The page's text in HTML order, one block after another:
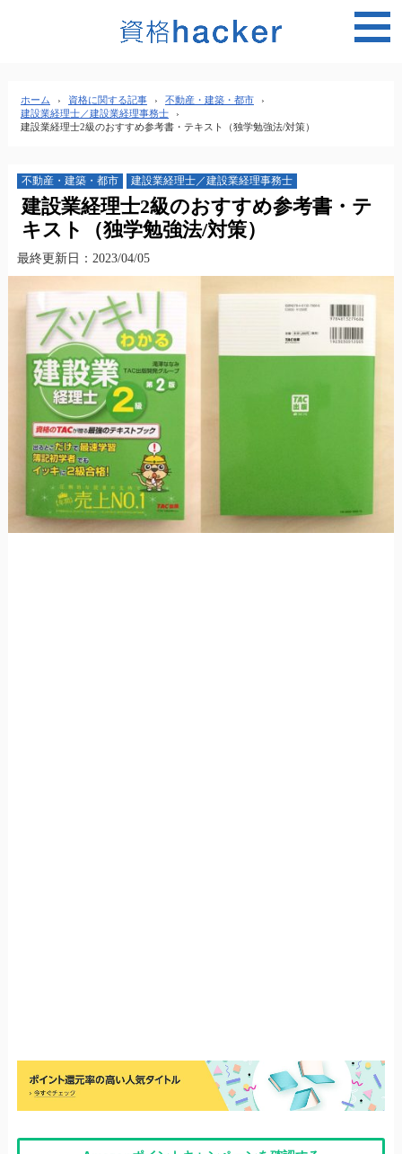
ホーム › 資格に関する記事 › 不動産・建築・都市
›
建設業経理士／建設業経理事務士
›
建設業経理士2級のおすすめ参考書・テキスト（独学勉強法/対策）
不動産・建築・都市 建設業経理士／建設業経理事務士
建設業経理士2級のおすすめ参考書・テ
キスト（独学勉強法/対策）
最終更新日：2023/04/05